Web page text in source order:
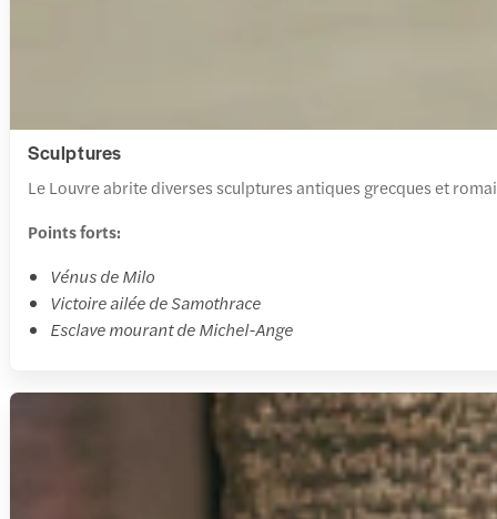
Sculptures
Le Louvre abrite diverses sculptures antiques grecques et
Points forts:
Vénus de Milo
Victoire ailée de Samothrace
Esclave mourant de Michel-Ange